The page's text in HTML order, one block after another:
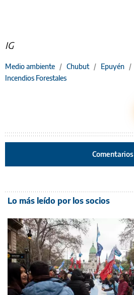
IG
Medio ambiente / Chubut / Epuyén /
Incendios Forestales
Comentarios
Lo más leído por los socios